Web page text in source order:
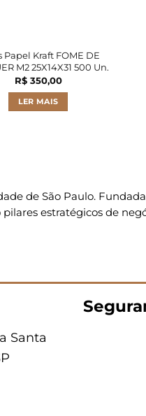
Papel Kraft FOME DE
M2 25X14X31 500 Un.
R$350,00
LER MAIS
de São Paulo.
estratégicos de
Santa